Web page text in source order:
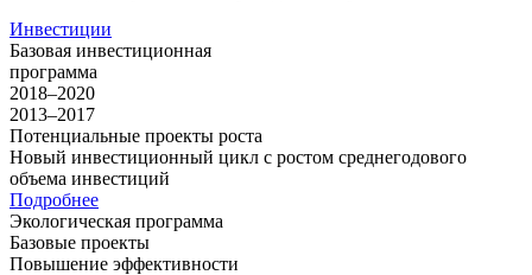
Инвестиции
Базовая инвестиционная
программа
2018–2020
2013–2017
Потенциальные проекты роста
Новый инвестиционный цикл с ростом среднегодового
объема инвестиций
Подробнее
Экологическая программа
Базовые проекты
Повышение эффективности